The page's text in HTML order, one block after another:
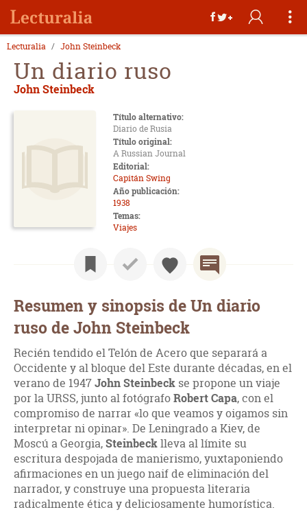
Lecturalia John Steinbeck
Un diario ruso
John Steinbeck
Título alternativo:
Diario de Rusia
Título original:
A Russian Journal
Editorial:
Capitán Swing
Año publicación:
1938
Temas:
Viajes
Resumen y sinopsis de Un diario
ruso de John Steinbeck
Recién tendido el Telón de Acero que separará a
Occidente y al bloque del Este durante décadas, en el
verano de 1947John Steinbeck se propone un viaje
por la URSS, junto al fotógrafoRobert Capa, con el
compromiso de narrar «lo que veamos y oigamos sin
interpretar ni opinar». De Leningrado a Kiev, de
Moscú a Georgia,Steinbecklleva al límite su
escritura despojada de manierismo, yuxtaponiendo
afirmaciones en un juego naif de eliminación del
narrador, y construye una propuesta literaria
radicalmente ética y deliciosamente humorística.